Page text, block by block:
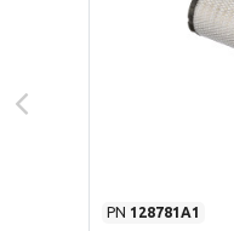
PN 128781A1